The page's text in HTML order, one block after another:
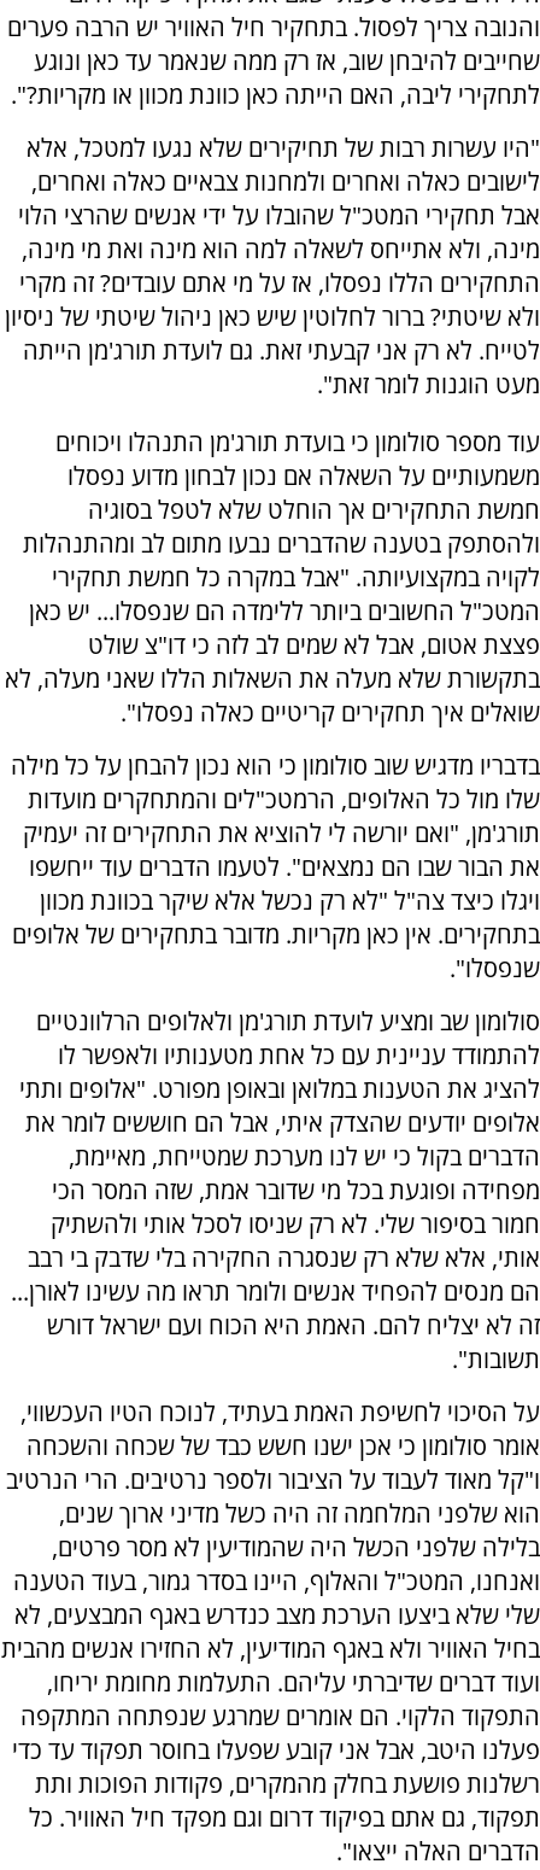
והנובה צריך לפסול. בתחקיר חיל האוויר יש הרבה פערים
שחייבים להיבחן שוב, אז רק ממה שנאמר עד כאן ונוגע
לתחקירי ליבה, האם הייתה כאן כוונת מכוון או מקריות?".
"היו עשרות רבות של תחיקירים שלא נגעו למטכל, אלא
לישובים כאלה ואחרים ולמחנות צבאיים כאלה ואחרים,
אבל תחקירי המטכ"ל שהובלו על ידי אנשים שהרצי הלוי
מינה, ולא אתייחס לשאלה למה הוא מינה ואת מי מינה,
התחקירים הללו נפסלו, אז על מי אתם עובדים? זה מקרי
ולא שיטתי? ברור לחלוטין שיש כאן ניהול שיטתי של ניסיון
לטייח. לא רק אני קבעתי זאת. גם לועדת תורג'מן הייתה
מעט הוגנות לומר זאת".
עוד מספר סולומון כי בועדת תורג'מן התנהלו ויכוחים
משמעותיים על השאלה אם נכון לבחון מדוע נפסלו
חמשת התחקירים אך הוחלט שלא לטפל בסוגיה
ולהסתפק בטענה שהדברים נבעו מתום לב ומהתנהלות
לקויה במקצועיותה. "אבל במקרה כל חמשת תחקירי
המטכ"ל החשובים ביותר ללימדה הם שנפסלו... יש כאן
פצצת אטום, אבל לא שמים לב לזה כי דו"צ שולט
בתקשורת שלא מעלה את השאלות הללו שאני מעלה, לא
שואלים איך תחקירים קריטיים כאלה נפסלו".
בדבריו מדגיש שוב סולומון כי הוא נכון להבחן על כל מילה
שלו מול כל האלופים, הרמטכ"לים והמתחקרים מועדות
תורג'מן, "ואם יורשה לי להוציא את התחקירים זה יעמיק
את הבור שבו הם נמצאים". לטעמו הדברים עוד ייחשפו
ויגלו כיצד צה"ל "לא רק נכשל אלא שיקר בכוונת מכוון
בתחקירים. אין כאן מקריות. מדובר בתחקירים של אלופים
שנפסלו".
סולומון שב ומציע לועדת תורג'מן ולאלופים הרלוונטיים
להתמודד עניינית עם כל אחת מטענותיו ולאפשר לו
להציג את הטענות במלואן ובאופן מפורט. "אלופים ותתי
אלופים יודעים שהצדק איתי, אבל הם חוששים לומר את
הדברים בקול כי יש לנו מערכת שמטייחת, מאיימת,
מפחידה ופוגעת בכל מי שדובר אמת, שזה המסר הכי
חמור בסיפור שלי. לא רק שניסו לסכל אותי ולהשתיק
אותי, אלא שלא רק שנסגרה החקירה בלי שדבק בי רבב
הם מנסים להפחיד אנשים ולומר תראו מה עשינו לאורן...
זה לא יצליח להם. האמת היא הכוח ועם ישראל דורש
תשובות".
על הסיכוי לחשיפת האמת בעתיד, לנוכח הטיו העכשווי,
אומר סולומון כי אכן ישנו חשש כבד של שכחה והשכחה
ו"קל מאוד לעבוד על הציבור ולספר נרטיבים. הרי הנרטיב
הוא שלפני המלחמה זה היה כשל מדיני ארוך שנים,
בלילה שלפני הכשל היה שהמודיעין לא מסר פרטים,
ואנחנו, המטכ"ל והאלוף, היינו בסדר גמור, בעוד הטענה
שלי שלא ביצעו הערכת מצב כנדרש באגף המבצעים, לא
בחיל האוויר ולא באגף המודיעין, לא החזירו אנשים מהבית
ועוד דברים שדיברתי עליהם. התעלמות מחומת יריחו,
התפקוד הלקוי. הם אומרים שמרגע שנפתחה המתקפה
פעלנו היטב, אבל אני קובע שפעלו בחוסר תפקוד עד כדי
רשלנות פושעת בחלק מהמקרים, פקודות הפוכות ותת
תפקוד, גם אתם בפיקוד דרום וגם מפקד חיל האוויר. כל
הדברים האלה ייצאו".